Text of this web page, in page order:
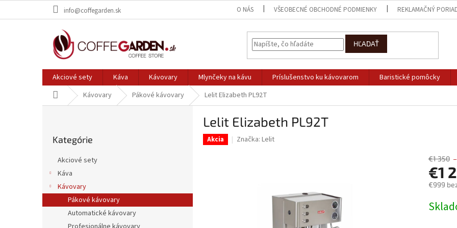
info@coffegarden.sk O NÁS VŠEOBECNÉ OBCHODNÉ PODMIENKY REKLAMAČNÝ
HĽADAŤ
Akciové sety Káva Kávovary Mlynčeky na kávu Príslušenstvo ku kávovarom Baristické pomôcky
DomovKávovary Pákové kávovary Lelit Elizabeth PL92T
kategórie
Kategórie
Akciové sety
Káva
Kávovary
Pákové kávovary
Automatické kávovary
Lelit Elizabeth PL92T
Akcia Značka: Lelit
€1 350
€1
€999
cena: